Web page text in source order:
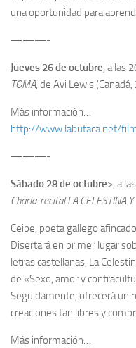
una oportunidad para
———-
Jueves 26 de octubre, a las
TOMA, de Avi Lewis
Más información…
http://www.labutaca.net/
———-
Sábado 28 de octubre>, a
Charla-recital LA CELESTINA Y
Ceibe, poeta gallego
Disertará en primer lugar
letras castellanas, La
de «Sexo, amor y
Seguidamente, ofrecerá un
creaciones tan libres y
Más información…